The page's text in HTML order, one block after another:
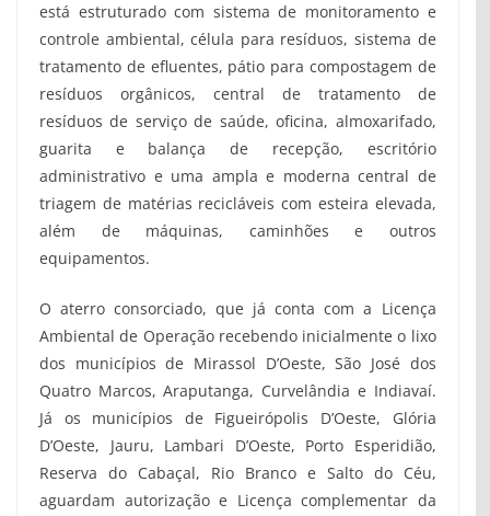
está estruturado com sistema de monitoramento e
controle ambiental, célula para resíduos, sistema de
tratamento de efluentes, pátio para compostagem de
resíduos orgânicos, central de tratamento de
resíduos de serviço de saúde, oficina, almoxarifado,
guarita e balança de recepção, escritório
administrativo e uma ampla e moderna central de
triagem de matérias recicláveis com esteira elevada,
além de máquinas, caminhões e outros
equipamentos.
O aterro consorciado, que já conta com a Licença
Ambiental de Operação recebendo inicialmente o lixo
dos municípios de Mirassol D’Oeste, São José dos
Quatro Marcos, Araputanga, Curvelândia e Indiavaí.
Já os municípios de Figueirópolis D’Oeste, Glória
D’Oeste, Jauru, Lambari D’Oeste, Porto Esperidião,
Reserva do Cabaçal, Rio Branco e Salto do Céu,
aguardam autorização e Licença complementar da